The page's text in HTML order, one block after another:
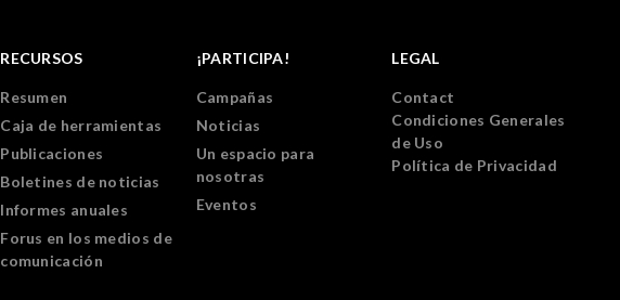
RECURSOS
Resumen
Caja de herramientas
Publicaciones
Boletines de noticias
Informes anuales
Forus en los medios de
comunicación
¡PARTICIPA!
Campañas
Noticias
Un espacio para
nosotras
Eventos
LEGAL
Contact
Condiciones Generales
de Uso
Política de Privacidad